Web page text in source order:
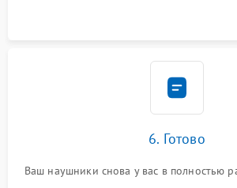
6. Готово
Ваш наушники снова у вас в полностью